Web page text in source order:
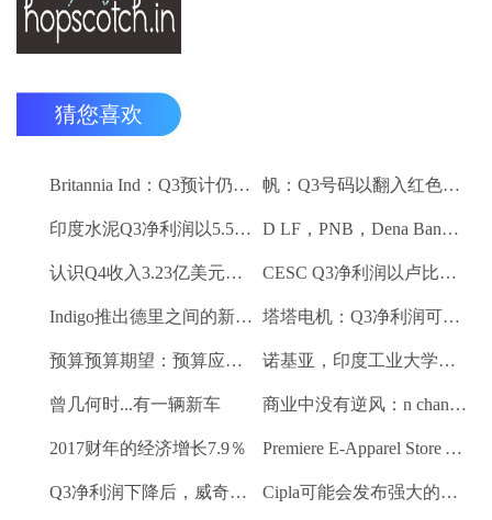
猜您喜欢
Britannia Ind：Q3预计仍然保持强劲 帆：Q3号码以翻入红色领域
印度水泥Q3净利润以5.5卢比;销量下降10.3％ D LF，PNB，Dena Bank达到52周低
认识Q4收入3.23亿美元VS $ 3.18 BN（QOQ） CESC Q3净利润以卢比。112亿卢比
Indigo推出德里之间的新航班到昌迪加尔和斋浦尔到浦那路线 塔塔电机：Q3净利润可能会落下
预算预算期望：预算应该有一些有利的改革电子商务 诺基亚，印度工业大学研究所 - 马德拉斯促进印度农村的宽带连接
曾几何时...有一辆新车 商业中没有逆风：n chandrasekaran，tcs
2017财年的经济增长7.9％ Premiere E-Apparel Store Yellowfashion.in Forays进入Srilanka
Q3净利润下降后，威奇庄园项目下跌6.7％ Cipla可能会发布强大的Q3收益